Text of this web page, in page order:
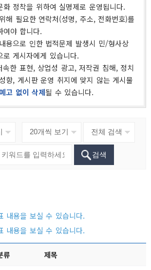
화 정착을 위하여 실명제로 운영됩니다.
해 필요한 연락처(성명, 주소, 전화번호)를
여야 합니다.
용으로 인한 법적문제 발생시 민/형사상
로 게시자에게 있습니다.
속한 표현, 상업성 광고, 저작권 침해, 정치
향, 게시판 운영 취지에 맞지 않는 게시물
예고 없이 삭제될 수 있습니다.
검색
류 제목